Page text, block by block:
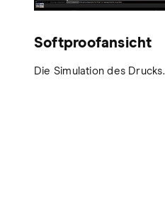
Softproofansicht
Die Simulation des Drucks.